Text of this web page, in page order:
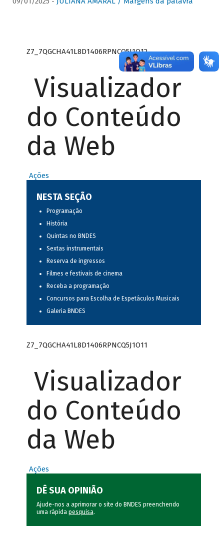
Z7_7QGCHA41L8D1406RPNCQ5J1O12
Visualizador
do Conteúdo
da Web
Ações
NESTA SEÇÃO
Programação
História
Quintas no BNDES
Sextas instrumentais
Reserva de ingressos
Filmes e festivais de cinema
Receba a programação
Concursos para Escolha de Espetáculos Musicais
Galeria BNDES
Z7_7QGCHA41L8D1406RPNCQ5J1O11
Visualizador
do Conteúdo
da Web
Ações
DÊ SUA OPINIÃO
Ajude-nos a aprimorar o site do BNDES preenchendo
uma rápida pesquisa.